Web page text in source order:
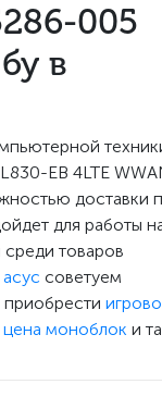
005
в
EB 4LTE
доставки
для работы
среди товаров
советуем
цена моноблок и